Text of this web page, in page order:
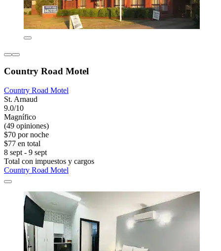
Country Road Motel
Country Road Motel
St. Arnaud
9.0/10
Magnífico
(49 opiniones)
$70 por noche
$77 en total
8 sept - 9 sept
Total con impuestos y cargos
Country Road Motel